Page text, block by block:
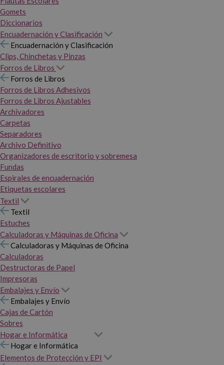
Gomets
Diccionarios
Encuadernación y Clasificación
Encuadernación y Clasificación
Clips, Chinchetas y Pinzas
Forros de Libros
Forros de Libros
Forros de Libros Adhesivos
Forros de Libros Ajustables
Archivadores
Carpetas
Separadores
Archivo Definitivo
Organizadores de escritorio y sobremesa
Fundas
Espirales de encuadernación
Etiquetas escolares
Textil
Textil
Estuches
Calculadoras y Máquinas de Oficina
Calculadoras y Máquinas de Oficina
Calculadoras
Destructoras de Papel
Impresoras
Embalajes y Envío
Embalajes y Envío
Cajas de Cartón
Sobres
Hogar e Informática
Hogar e Informática
Elementos de Protección y EPI